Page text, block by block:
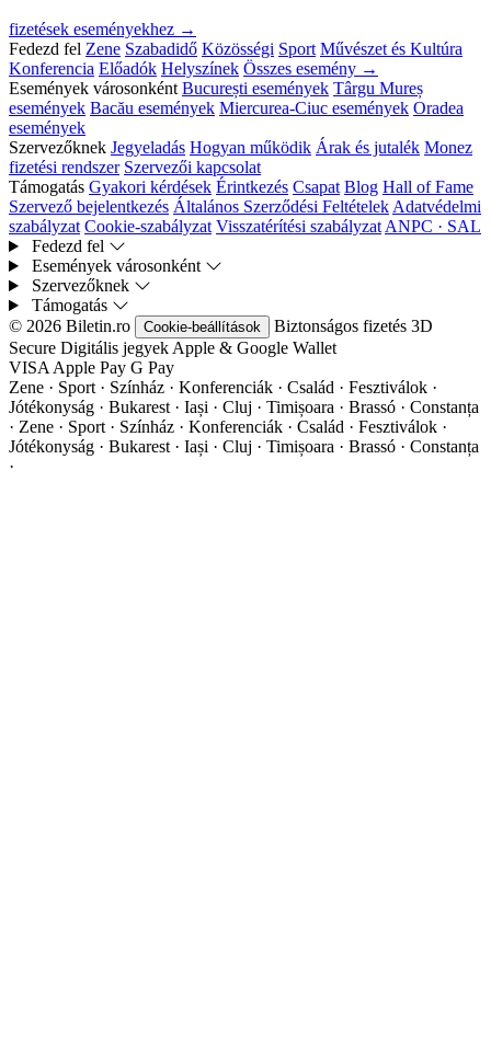
fizetések eseményekhez →
Fedezd fel Zene Szabadidő Közösségi Sport Művészet és Kultúra
Konferencia Előadók Helyszínek Összes esemény →
Események városonként București események Târgu Mureș
események Bacău események Miercurea-Ciuc események Oradea
események
Szervezőknek Jegyeladás Hogyan működik Árak és jutalék Monez
fizetési rendszer Szervezői kapcsolat
Támogatás Gyakori kérdések Érintkezés Csapat Blog Hall of Fame
Szervező bejelentkezés Általános Szerződési Feltételek Adatvédelmi
szabályzat Cookie-szabályzat Visszatérítési szabályzat ANPC · SAL
Fedezd fel
Események városonként
Szervezőknek
Támogatás
© 2026 Biletin.ro
Cookie-beállítások Biztonságos fizetés 3D
Secure Digitális jegyek Apple & Google Wallet
VISA Apple Pay G Pay
Zene · Sport · Színház · Konferenciák · Család · Fesztiválok ·
Jótékonyság · Bukarest · Iași · Cluj · Timișoara · Brassó · Constanța
· Zene · Sport · Színház · Konferenciák · Család · Fesztiválok ·
Jótékonyság · Bukarest · Iași · Cluj · Timișoara · Brassó · Constanța
·